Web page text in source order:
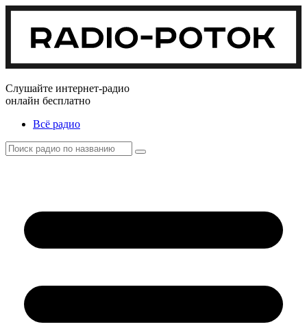
Слушайте интернет-радио
онлайн бесплатно
Всё радио